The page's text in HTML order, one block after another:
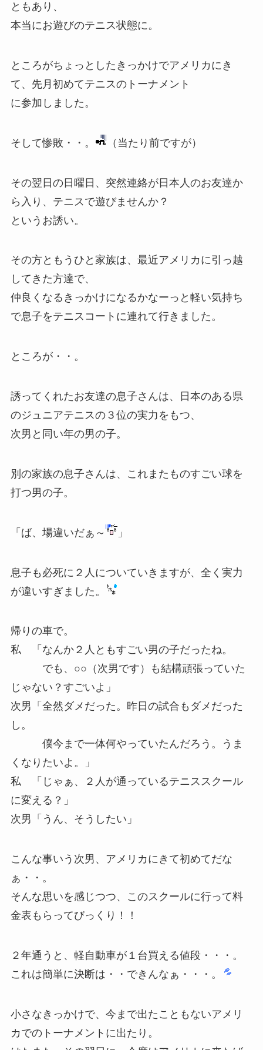
ともあり、
本当にお遊びのテニス状態に。
ところがちょっとしたきっかけでアメリカにき
て、先月初めてテニスのトーナメント
に参加しました。
そして惨敗・・。 （当たり前ですが）
その翌日の日曜日、突然連絡が日本人のお友達か
ら入り、テニスで遊びませんか？
というお誘い。
その方ともうひと家族は、最近アメリカに引っ越
してきた方達で、
仲良くなるきっかけになるかなーっと軽い気持ち
で息子をテニスコートに連れて行きました。
ところが・・。
誘ってくれたお友達の息子さんは、日本のある県
のジュニアテニスの３位の実力をもつ、
次男と同い年の男の子。
別の家族の息子さんは、これまたものすごい球を
打つ男の子。
「ば、場違いだぁ～ 」
息子も必死に２人についていきますが、全く実力
が違いすぎました。
帰りの車で。
私 「なんか２人ともすごい男の子だったね。
でも、○○（次男です）も結構頑張っていた
じゃない？すごいよ」
次男「全然ダメだった。昨日の試合もダメだった
し。
僕今まで一体何やっていたんだろう。うま
くなりたいよ。」
私 「じゃぁ、２人が通っているテニススクール
に変える？」
次男「うん、そうしたい」
こんな事いう次男、アメリカにきて初めてだな
ぁ・・。
そんな思いを感じつつ、このスクールに行って料
金表もらってびっくり！！
２年通うと、軽自動車が１台買える値段・・・。
これは簡単に決断は・・できんなぁ・・・。
小さなきっかけで、今まで出たこともないアメリ
カでのトーナメントに出たり。